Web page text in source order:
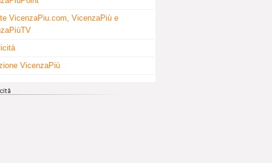
VicenzaPiu.com, VicenzaPiù e
VicenzaPiù